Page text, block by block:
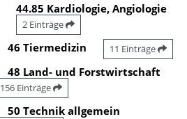
44.85 Kardiologie, Angiologie
2 Einträge
46 Tiermedizin 11 Einträge
48 Land- und Forstwirtschaft
156 Einträge
50 Technik allgemein